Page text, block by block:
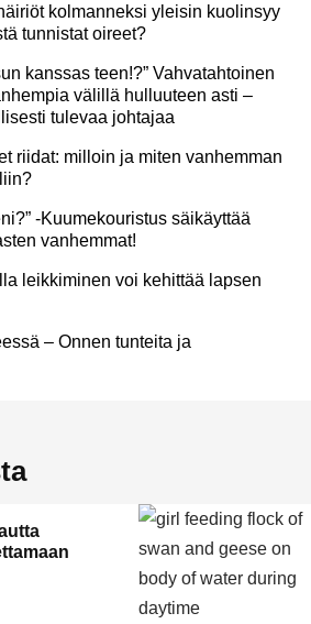
kolmanneksi yleisin kuolinsyy
tunnistat oireet?
kanssas teen!?” Vahvatahtoinen
välillä hulluuteen asti –
tulevaa johtajaa
riidat: milloin ja miten vanhemman
-Kuumekouristus säikäyttää
vanhemmat!
leikkiminen voi kehittää lapsen
– Onnen tunteita ja